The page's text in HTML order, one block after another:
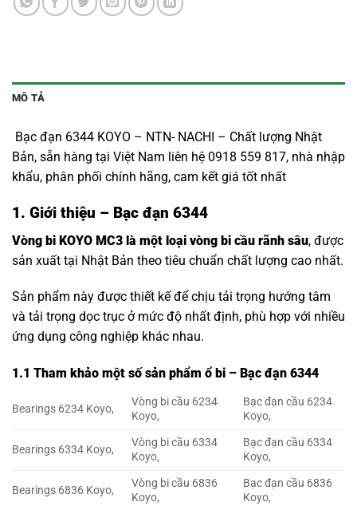
MÔ TẢ
Bạc đạn 6344 KOYO – NTN- NACHI – Chất lượng Nhật
Bản, sẵn hàng tại Việt Nam liên hệ 0918 559 817, nhà nhập
khẩu, phân phối chính hãng, cam kết giá tốt nhất
1. Giới thiệu – Bạc đạn 6344
Vòng bi KOYO MC3 là một loại vòng bi cầu rãnh sâu, được
sản xuất tại Nhật Bản theo tiêu chuẩn chất lượng cao nhất.
Sản phẩm này được thiết kế để chịu tải trọng hướng tâm
và tải trọng dọc trục ở mức độ nhất định, phù hợp với nhiều
ứng dụng công nghiệp khác nhau.
1.1 Tham khảo một số sản phẩm ổ bi – Bạc đạn 6344
Bearings 6234 Koyo,
Vòng bi cầu 6234
Koyo,
Bạc đạn cầu 6234
Koyo,
Bearings 6334 Koyo,
Vòng bi cầu 6334
Koyo,
Bạc đạn cầu 6334
Koyo,
Bearings 6836 Koyo,
Vòng bi cầu 6836
Koyo,
Bạc đạn cầu 6836
Koyo,